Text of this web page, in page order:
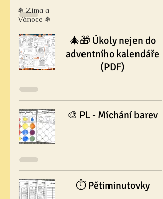
❄ Zima a
Vánoce ❄
🎄🎁 Úkoly nejen do
adventního kalendáře
(PDF)
🎨 PL - Míchání barev
⏱ Pětiminutovky